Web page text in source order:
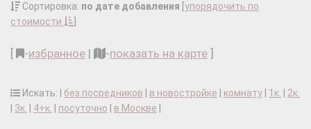
Сортировка: по дате добавления упорядочить по
стоимости
-избранное | -показать на карте
Искать: | без посредников в новостройке комнату 1к.
2к.
3к. 4+к. посуточно в Москве